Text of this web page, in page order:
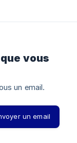
vous
un email.
un email